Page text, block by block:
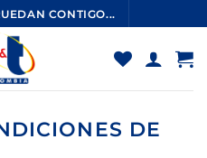
CONTIGO...
DE